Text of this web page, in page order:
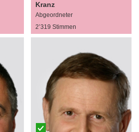
Kranz
Abgeordneter
2’319 Stimmen